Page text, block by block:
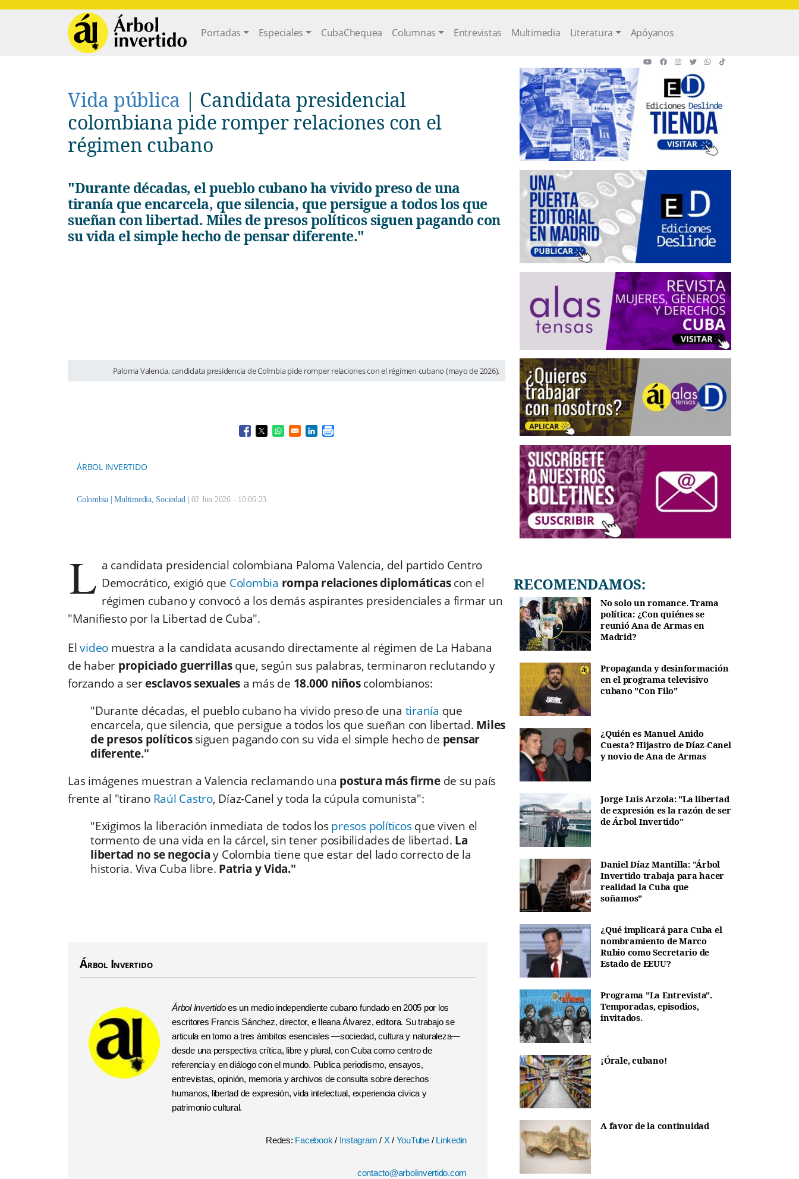
Main navigation
Portadas Especiales CubaChequea Columnas Entrevistas Multimedia Literatura Apóyanos
Vida pública | Candidata presidencial
colombiana pide romper relaciones con el
régimen cubano
"Durante décadas, el pueblo cubano ha vivido preso de una
tiranía que encarcela, que silencia, que persigue a todos los que
sueñan con libertad. Miles de presos políticos siguen pagando con
su vida el simple hecho de pensar diferente."
Paloma Valencia, candidata presidencia de Colmbia pide romper relaciones con el régimen cubano (mayo de 2026).
Opens in a new window
Opens in a new window
Opens in a new window
Opens in a new window
ÁRBOL INVERTIDO
Colombia |Multimedia, Sociedad 02 Jun 2026 - 10:06:23
L a candidata presidencial colombiana Paloma Valencia, del partido Centro
Democrático, exigió que Colombia rompa relaciones diplomáticascon el
régimen cubano y convocó a los demás aspirantes presidenciales a firmar un
"Manifiesto por la Libertad de Cuba".
Elvideo muestra a la candidata acusando directamente al régimen de La Habana
de haber propiciado guerrillasque, según sus palabras, terminaron reclutando y
forzando a seresclavos sexuales a más de 18.000 niñoscolombianos:
"Durante décadas, el pueblo cubano ha vivido preso de una tiranía que
encarcela, que silencia, que persigue a todos los que sueñan con libertad. Miles
de presos políticossiguen pagando con su vida el simple hecho de pensar
diferente."
Las imágenes muestran a Valencia reclamando una postura más firmede su país
frente al "tirano Raúl Castro, Díaz-Canel y toda la cúpula comunista":
"Exigimos la liberación inmediata de todos lospresos políticosque viven el
tormento de una vida en la cárcel, sin tener posibilidades de libertad. La
libertad no se negociay Colombia tiene que estar del lado correcto de la
historia. Viva Cuba libre. Patria y Vida."
Árbol Invertido
Árbol Invertidoes un medio independiente cubano fundado en 2005 por los
escritores Francis Sánchez, director, e Ileana Álvarez, editora. Su trabajo se
articula en torno a tres ámbitos esenciales —sociedad, cultura y naturaleza—
desde una perspectiva crítica, libre y plural, con Cuba como centro de
referencia y en diálogo con el mundo. Publica periodismo, ensayos,
entrevistas, opinión, memoria y archivos de consulta sobre derechos
humanos, libertad de expresión, vida intelectual, experiencia cívica y
patrimonio cultural.
Redes: Facebook / Instagram / X/ YouTube / Linkedin
contacto@arbolinvertido.com
RECOMENDAMOS:
No solo un romance. Trama
política: ¿Con quiénes se
reunió Ana de Armas en
Madrid?
Propaganda y desinformación
en el programa televisivo
cubano "Con Filo"
¿Quién es Manuel Anido
Cuesta? Hijastro de Díaz-Canel
y novio de Ana de Armas
Jorge Luis Arzola: "La libertad
de expresión es la razón de ser
de Árbol Invertido"
Daniel Díaz Mantilla: "Árbol
Invertido trabaja para hacer
realidad la Cuba que
soñamos"
¿Qué implicará para Cuba el
nombramiento de Marco
Rubio como Secretario de
Estado de EEUU?
Programa "La Entrevista".
Temporadas, episodios,
invitados.
¡Órale, cubano!
A favor de la continuidad